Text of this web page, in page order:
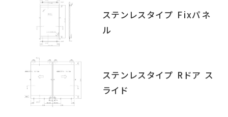
ステンレスタイプ Fixパネ
ル
ステンレスタイプ Rドア ス
ライド